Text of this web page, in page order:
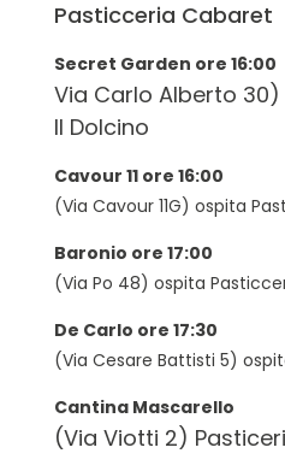
Pasticceria Cabaret
Secret Garden ore 16:00
Via Carlo Alberto
Il Dolcino
Cavour 11 ore 16:00
(Via Cavour 11G) ospita
Baronio ore 17:00
(Via Po 48) ospita
De Carlo ore 17:30
(Via Cesare Battisti 5)
Cantina Mascarello
(Via Viotti 2)